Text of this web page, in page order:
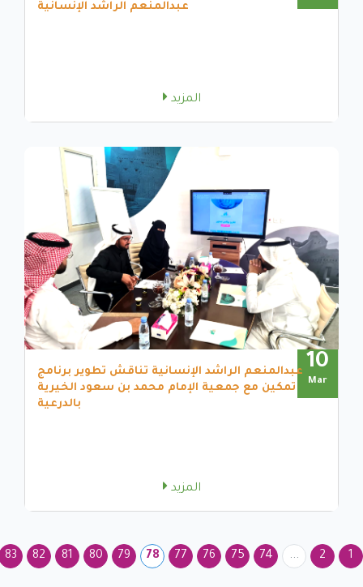
عبدالمنعم الراشد الإنسانية
المزيد
10
Mar
عبدالمنعم الراشد الإنسانية تناقش تطوير برنامج
تمكين مع جمعية الإمام محمد بن سعود الخيرية
بالدرعية
المزيد
1
2
...
74
75
76
77
78
79
80
81
82
83